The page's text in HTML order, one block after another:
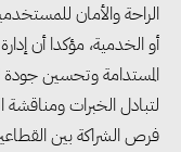
الراحة والأمان
أو الخدمية، مؤكدا أن
المستدامة وتحسين جودة
لتبادل الخبرات
فرص الشراكة بين